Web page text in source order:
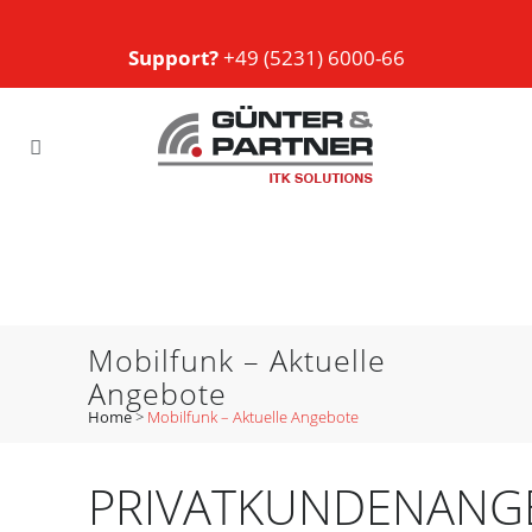
Support?+49 (5231) 6000-66
Mobilfunk – Aktuelle
Angebote
Home> Mobilfunk – Aktuelle Angebote